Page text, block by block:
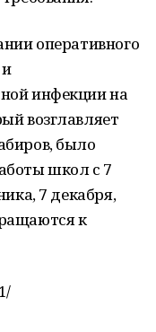
оперативного
инфекции на
возглавляет
было
школ с 7
7 декабря,
к